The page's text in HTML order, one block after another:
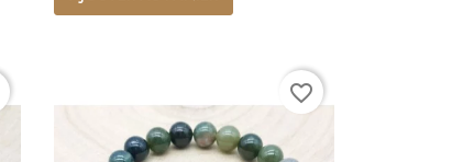
favorite_border